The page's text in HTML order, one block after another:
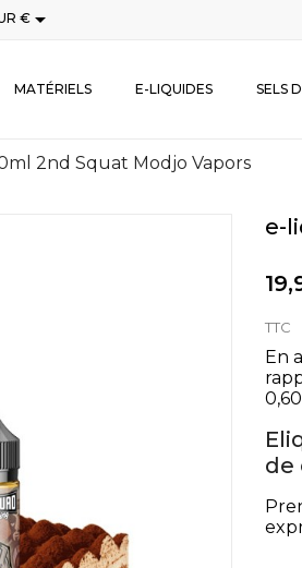
€
MATÉRIELS E-LIQUIDES SELS
2nd Squat Modjo Vapors
e-
TTC
En
de